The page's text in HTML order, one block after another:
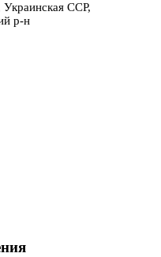
Украинская ССР,
р-н